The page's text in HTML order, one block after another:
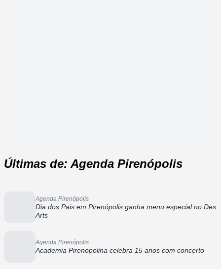
Últimas de: Agenda Pirenópolis
Agenda Pirenópolis
Dia dos Pais em Pirenópolis ganha menu especial no Des
Arts
Agenda Pirenópolis
Academia Pirenopolina celebra 15 anos com concerto